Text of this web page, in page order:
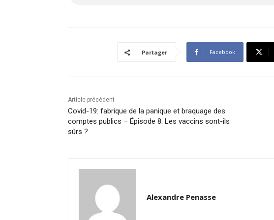
Partager Facebook
Article précédent
Covid-19: fabrique de la panique et braquage des
comptes publics – Épisode 8: Les vaccins sont-ils
sûrs ?
Alexandre Penasse